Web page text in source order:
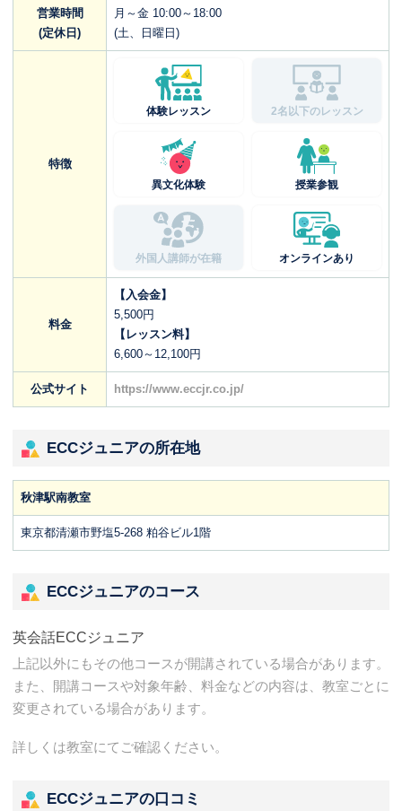
営業時間
(定休日)
月～金 10:00～18:00
(土、日曜日)
特徴
体験レッスン 2名以下のレッスン
異文化体験 授業参観
外国人講師が在籍 オンラインあり
料金
【入会金】
5,500円
【レッスン料】
6,600～12,100円
公式サイト https://www.eccjr.co.jp/
ECCジュニアの所在地
秋津駅南教室
東京都清瀬市野塩5-268 粕谷ビル1階
ECCジュニアのコース
英会話ECCジュニア
上記以外にもその他コースが開講されている場合があります。
また、開講コースや対象年齢、料金などの内容は、教室ごとに
変更されている場合があります。
詳しくは教室にてご確認ください。
ECCジュニアの口コミ